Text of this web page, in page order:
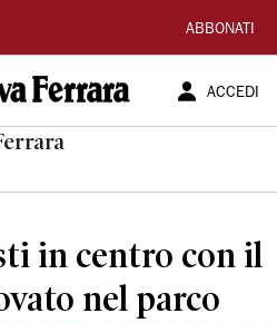
ABBONATI
ACCEDI
in centro con il
nel parco